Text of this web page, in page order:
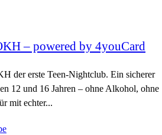
– powered by 4youCard
der erste Teen-Nightclub. Ein sicherer
12 und 16 Jahren – ohne Alkohol, ohne
mit echter...